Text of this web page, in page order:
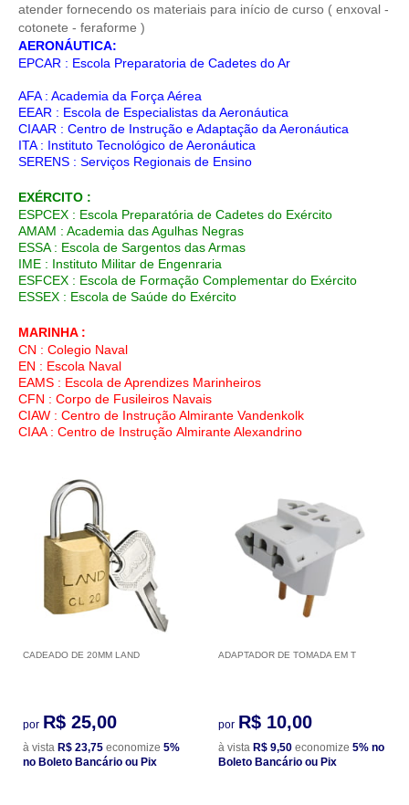
atender fornecendo os materiais para início de curso ( enxoval -
cotonete - feraforme )
AERONÁUTICA:
EPCAR : Escola Preparatoria de Cadetes do Ar
AFA : Academia da Força Aérea
EEAR : Escola de Especialistas da Aeronáutica
CIAAR : Centro de Instrução e Adaptação da Aeronáutica
ITA : Instituto Tecnológico de Aeronáutica
SERENS : Serviços Regionais de Ensino
EXÉRCITO :
ESPCEX : Escola Preparatória de Cadetes do Exército
AMAM : Academia das Agulhas Negras
ESSA : Escola de Sargentos das Armas
IME : Instituto Militar de Engenraria
ESFCEX : Escola de Formação Complementar do Exército
ESSEX : Escola de Saúde do Exército
MARINHA :
CN : Colegio Naval
EN : Escola Naval
EAMS : Escola de Aprendizes Marinheiros
CFN : Corpo de Fusileiros Navais
CIAW : Centro de Instrução Almirante Vandenkolk
CIAA : Centro de Instrução Almirante Alexandrino
CADEADO DE 20MM LAND
por R$ 25,00
à vista R$ 23,75 economize 5%
no Boleto Bancário ou Pix
ADAPTADOR DE TOMADA EM T
por R$ 10,00
à vista R$ 9,50 economize 5% no
Boleto Bancário ou Pix